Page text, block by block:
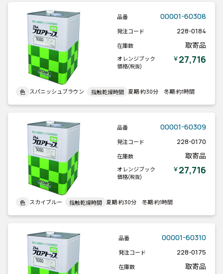
品番 00001-60308
発注コード 228-0184
在庫数 取寄品
オレンジブック
価格(税抜)
￥27,716
色 スパニッシュブラウン 指触乾燥時間 夏期:約30分 冬期:約1時間
品番 00001-60309
発注コード 228-0170
在庫数 取寄品
オレンジブック
価格(税抜)
￥27,716
色 スカイブルー 指触乾燥時間 夏期:約30分 冬期:約1時間
品番 00001-60310
発注コード 228-0175
在庫数 取寄品